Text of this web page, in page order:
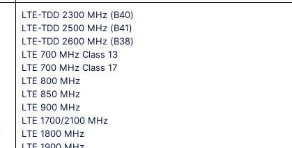
LТЕ-ТDD 2300 МНz (В40)
LТЕ-ТDD 2500 МНz (В41)
LТЕ-ТDD 2600 МНz (В38)
LТЕ 700 МНz Сlаss 13
LТЕ 700 МНz Сlаss 17
LТЕ 800 МНz
LТЕ 850 МНz
LТЕ 900 МНz
LТЕ 1700/2100 МНz
LТЕ 1800 МНz